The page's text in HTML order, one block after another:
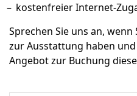
kostenfreier Internet-
Sprechen Sie uns an,
zur Ausstattung haben
Angebot zur Buchung